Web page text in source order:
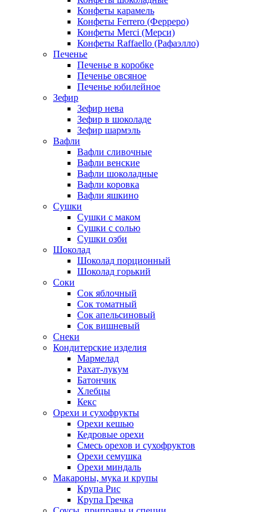
Конфеты карамель
Конфеты Ferrero (Ферреро)
Конфеты Merci (Мерси)
Конфеты Raffaello (Рафаэлло)
Печенье
Печенье в коробке
Печенье овсяное
Печенье юбилейное
Зефир
Зефир нева
Зефир в шоколаде
Зефир шармэль
Вафли
Вафли сливочные
Вафли венские
Вафли шоколадные
Вафли коровка
Вафли яшкино
Сушки
Сушки с маком
Сушки с солью
Сушки озби
Шоколад
Шоколад порционный
Шоколад горький
Соки
Сок яблочный
Сок томатный
Сок апельсиновый
Сок вишневый
Снеки
Кондитерские изделия
Мармелад
Рахат-лукум
Батончик
Хлебцы
Кекс
Орехи и сухофрукты
Орехи кешью
Кедровые орехи
Смесь орехов и сухофруктов
Орехи семушка
Орехи миндаль
Макароны, мука и крупы
Крупа Рис
Крупа Гречка